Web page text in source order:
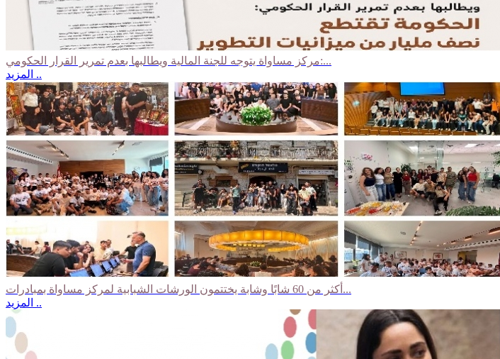
مركز مساواة يتوجه للجنة المالية ويطالبها بعدم تمرير القرار الحكومي:...
المزيد ..
أكثر من 60 شابًا وشابة يختتمون الورشات الشبابية لمركز مساواة بمبادرات...
المزيد ..